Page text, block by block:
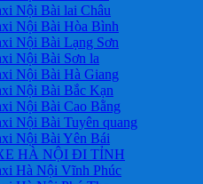
Nội Bài lai Châu
Nội Bài Hòa Bình
Nội Bài Lạng Sơn
Nội Bài Sơn la
Nội Bài Hà Giang
Nội Bài Bắc Kạn
Nội Bài Cao Bằng
Nội Bài Tuyên quang
Nội Bài Yên Bái
HÀ NỘI ĐI TỈNH
Hà Nội Vĩnh Phúc